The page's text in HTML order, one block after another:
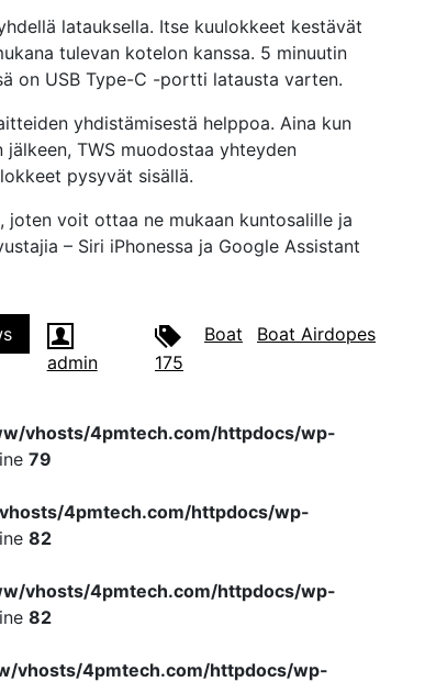
latauksella. Itse kuulokkeet kestävät
tulevan kotelon kanssa. 5 minuutin
on USB Type-C -portti latausta varten.
yhdistämisestä helppoa. Aina kun
TWS muodostaa yhteyden
pysyvät sisällä.
joten voit ottaa ne mukaan kuntosalille ja
– Siri iPhonessa ja Google Assistant
admin
Boat
Boat Airdopes
175
vhosts/4pmtech.com/httpdocs/wp-
79
4pmtech.com/httpdocs/wp-
82
vhosts/4pmtech.com/httpdocs/wp-
82
vhosts/4pmtech.com/httpdocs/wp-